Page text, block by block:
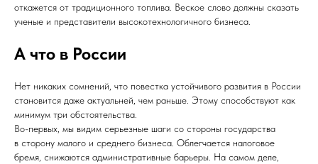
откажется от традиционного топлива. Веское слово должны сказать
ученые и представители высокотехнологичного бизнеса.
А что в России
Нет никаких сомнений, что повестка устойчивого развития в России
становится даже актуальней, чем раньше. Этому способствуют как
минимум три обстоятельства.
Во-первых, мы видим серьезные шаги со стороны государства
в сторону малого и среднего бизнеса. Облегчается налоговое
бремя, снижаются административные барьеры. На самом деле,